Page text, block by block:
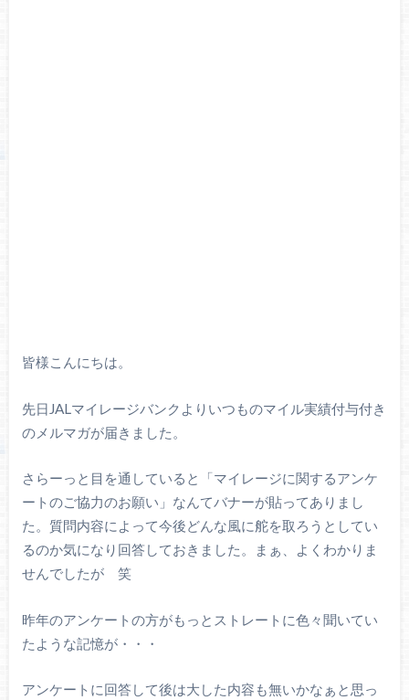
皆様こんにちは。
先日JALマイレージバンクよりいつものマイル実績付与付き
のメルマガが届きました。
さらーっと目を通していると「マイレージに関するアンケ
ートのご協力のお願い」なんてバナーが貼ってありまし
た。質問内容によって今後どんな風に舵を取ろうとしてい
るのか気になり回答しておきました。まぁ、よくわかりま
せんでしたが 笑
昨年のアンケートの方がもっとストレートに色々聞いてい
たような記憶が・・・
アンケートに回答して後は大した内容も無いかなぁと思っ